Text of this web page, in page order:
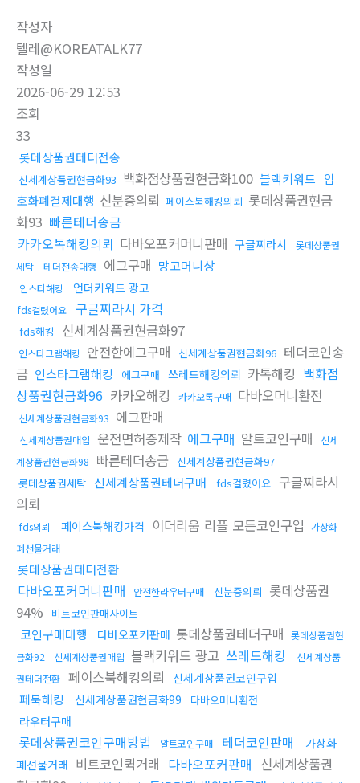
작성자
텔레@KOREATALK77
작성일
2026-06-29 12:53
조회
33
롯데상품권테더전송
신세계상품권현금화93 백화점상품권현금화100 블랙키워드 암
호화폐결제대행 신분증의뢰 페이스북해킹의뢰 롯데상품권현금
화93 빠른테더송금
카카오톡해킹의뢰 다바오포커머니판매 구글찌라시
롯데상품권
세탁
테더전송대행 에그구매 망고머니상
인스타해킹 언더키워드 광고
fds걸렸어요 구글찌라시 가격
fds해킹 신세계상품권현금화97
인스타그램해킹 안전한에그구매 신세계상품권현금화96 테더코인송
금 인스타그램해킹 에그구매 쓰레드해킹의뢰 카톡해킹 백화점
상품권현금화96 카카오해킹 카카오톡구매 다바오머니환전
신세계상품권현금화93 에그판매
신세계상품권매입 운전면허증제작 에그구매 알트코인구매
신세
계상품권현금화98
빠른테더송금 신세계상품권현금화97
롯데상품권세탁 신세계상품권테더구매 fds걸렸어요 구글찌라시
의뢰
fds의뢰 페이스북해킹가격 이더리움 리플 모든코인구입 가상화
폐선물거래
롯데상품권테더전환
다바오포커머니판매 안전한라우터구매 신분증의뢰 롯데상품권
94%
비트코인판매사이트
코인구매대행 다바오포커판매 롯데상품권테더구매 롯데상품권현
금화92
신세계상품권매입 블랙키워드 광고 쓰레드해킹
신세계상품
권테더전환 페이스북해킹의뢰 신세계상품권코인구입
페북해킹 신세계상품권현금화99 다바오머니환전
라우터구매
롯데상품권코인구매방법 알트코인구매 테더코인판매
가상화
폐선물거래 비트코인퀵거래 다바오포커판매 신세계상품권